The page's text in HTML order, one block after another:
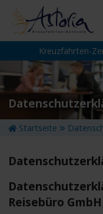
Startseite
Top-Angebote
Reiseziele
Themen
Schiffe
Über uns
Wissen
Kreuzfahrten-
Startseite
Reisebüro GmbH